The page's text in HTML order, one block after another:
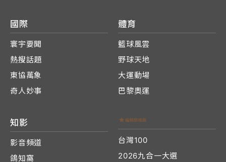
國際
寰宇要聞
熱搜話題
東協萬象
奇人妙事
體育
籃球風雲
野球天地
大運動場
巴黎奧運
知影
影音頻道
鴿知窩
台灣100
2026九合一大選